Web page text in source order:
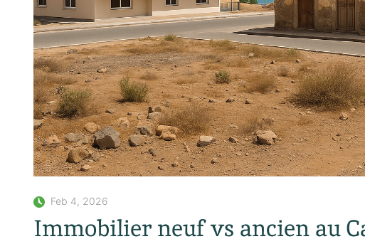
Feb 4, 2026
Immobilier neuf vs ancien au